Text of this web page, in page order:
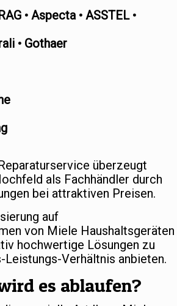
• Aspecta • ASSTEL •
• Gothaer
überzeugt
als Fachhändler durch
bei attraktiven Preisen.
auf
von Miele Haushaltsgeräten
hochwertige Lösungen zu
Verhältnis anbieten.
es ablaufen?